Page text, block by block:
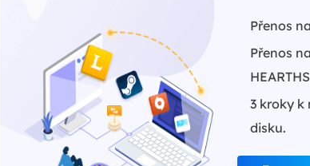
Přenos
Přenos
3 kroky k
disku.